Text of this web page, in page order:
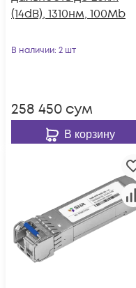
(14dB), 1310нм, 100Mb
В наличии: 2 шт
258 450 сум
В корзину